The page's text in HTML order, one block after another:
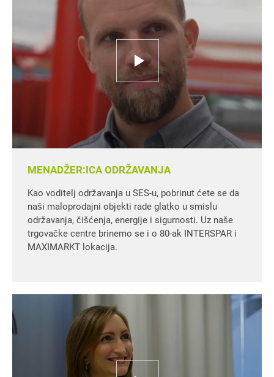
MENADŽER:ICA ODRŽAVANJA
Kao voditelj održavanja u SES-u, pobrinut ćete se da
naši maloprodajni objekti rade glatko u smislu
održavanja, čišćenja, energije i sigurnosti. Uz naše
trgovačke centre brinemo se i o 80-ak INTERSPAR i
MAXIMARKT lokacija.